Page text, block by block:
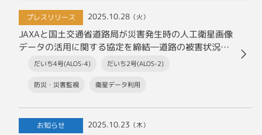
プレスリリース 2025.10.28 （火）
JAXAと国土交通省道路局が災害発生時の人工衛星画像
データの活用に関する協定を締結―道路の被害状況把
握にJAXAの衛星画像データを活用―
だいち4号(ALOS-4) だいち2号(ALOS-2)
防災・災害監視 衛星データ利用
お知らせ 2025.10.23 （木）